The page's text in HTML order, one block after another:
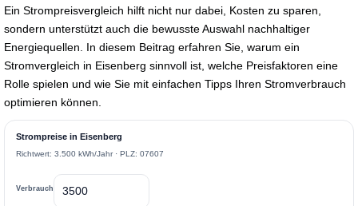
Ein Strompreisvergleich hilft nicht nur dabei, Kosten zu sparen,
sondern unterstützt auch die bewusste Auswahl nachhaltiger
Energiequellen. In diesem Beitrag erfahren Sie, warum ein
Stromvergleich in Eisenberg sinnvoll ist, welche Preisfaktoren eine
Rolle spielen und wie Sie mit einfachen Tipps Ihren Stromverbrauch
optimieren können.
Strompreise in Eisenberg
Richtwert: 3.500 kWh/Jahr · PLZ: 07607
Verbrauch